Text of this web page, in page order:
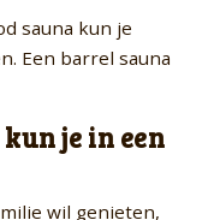
sauna kun je
Een barrel sauna
je in een
wil genieten,